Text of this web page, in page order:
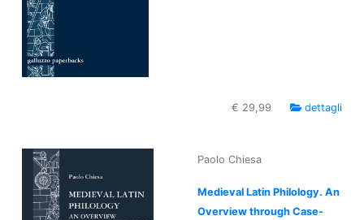
€ 29,99 dettagli
Paolo Chiesa
Medieval Latin Philology. An
Overview through Case-